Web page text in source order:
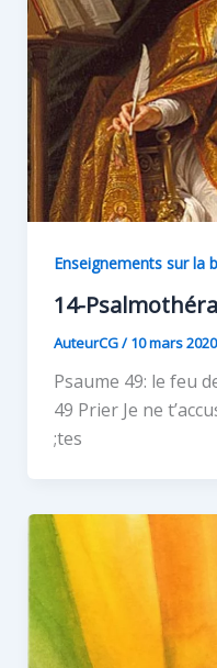
Enseignements sur la
14-
AuteurCG/10 mars 2020
Psaume 49: le feu
49 Prier Je ne
;tes